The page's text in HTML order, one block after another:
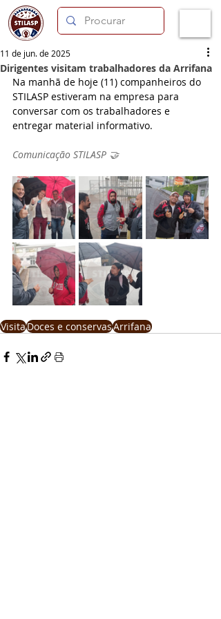
Dirigentes visitam trabalhadores da Arrifana
11 de jun. de 2025
Na manhã de hoje (11) companheiros do
STILASP estiveram na empresa para
conversar com os trabalhadores e
entregar material informativo.
Comunicação STILASP 🤝
VisitaDoces e conservasArrifana